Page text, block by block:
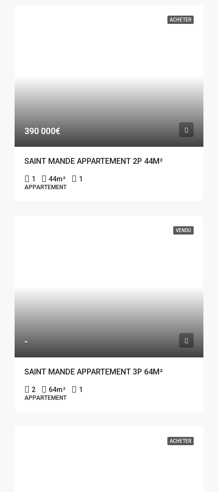
ACHETER
390 000€
SAINT MANDE APPARTEMENT 2P 44M²
1 44m² 1
APPARTEMENT
VENDU
-
SAINT MANDE APPARTEMENT 3P 64M²
2 64m² 1
APPARTEMENT
ACHETER